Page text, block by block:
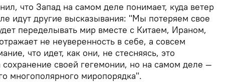
что Запад на самом деле понимает, куда ветер
идут другие высказывания: "Мы потеряем свое
переделывать мир вместе с Китаем, Ираном,
не неуверенность в себе, а совсем
что идет, как они, не стесняясь, это
сохранение своей гегемонии, но на самом деле —
многополярного миропорядка".